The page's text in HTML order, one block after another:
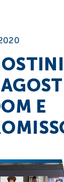
Cursos
Estude
Programas
Contato
E